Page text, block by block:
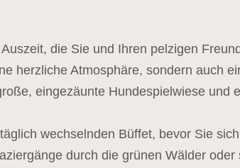
die Sie und Ihren pelzigen
herzliche Atmosphäre, sondern auch
eingezäunte Hundespielwiese und
wechselnden Büffet, bevor Sie
durch die grünen Wälder